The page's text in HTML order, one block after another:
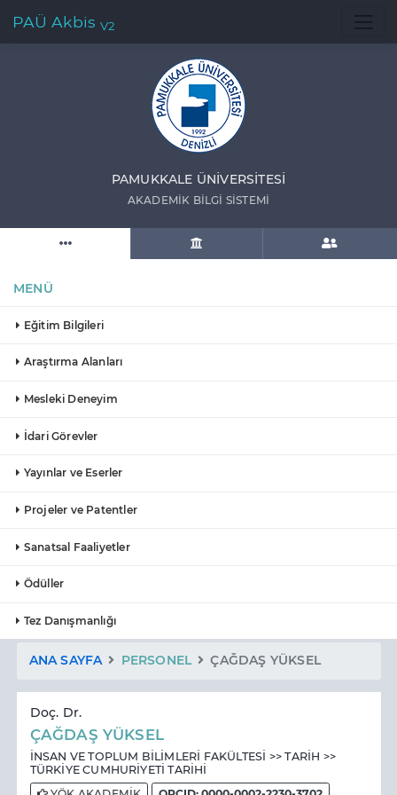
PAÜ Akbis V2
PAMUKKALE ÜNIVERSITESI
AKADEMIK BILGI SISTEMI
MENÜ
Eğitim Bilgileri
Araştırma Alanları
Mesleki Deneyim
İdari Görevler
Yayınlar ve Eserler
Projeler ve Patentler
Sanatsal Faaliyetler
Ödüller
Tez Danışmanlığı
ANA SAYFA PERSONEL ÇAĞDAŞ YÜKSEL
Doç. Dr.
ÇAĞDAŞ YÜKSEL
İNSAN VE TOPLUM BİLİMLERİ FAKÜLTESİ >> TARİH >>
TÜRKİYE CUMHURİYETİ TARİHİ